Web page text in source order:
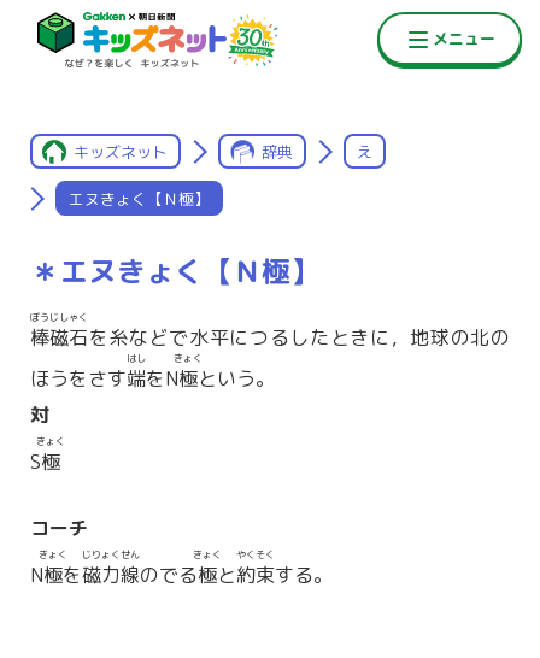
キッズネット 辞典 え
エヌきょく【Ｎ極】
＊エヌきょく【Ｎ極】
棒磁石
ぼうじしゃく
を糸などで水平につるしたときに，地球の北の
ほうをさす端
はし
をN極
きょく
という。
対
S極
きょく
コーチ
N極
きょく
を磁力線
じりょくせん
のでる極
きょく
と約束
やくそく
する。